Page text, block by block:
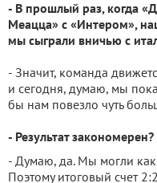
- В прошлый раз, когда
Меацца» с «Интером»,
мы сыграли вничью с
- Значит, команда
и сегодня, думаю, мы
бы нам повезло чуть
- Результат закономерен?
- Думаю, да. Мы могли как
Поэтому итоговый счет